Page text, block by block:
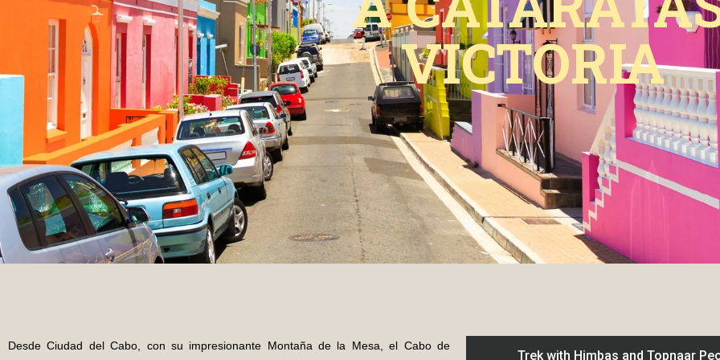
VICTORIA
Desde Ciudad del Cabo, con su impresionante Montaña de la Mesa, el Cabo de